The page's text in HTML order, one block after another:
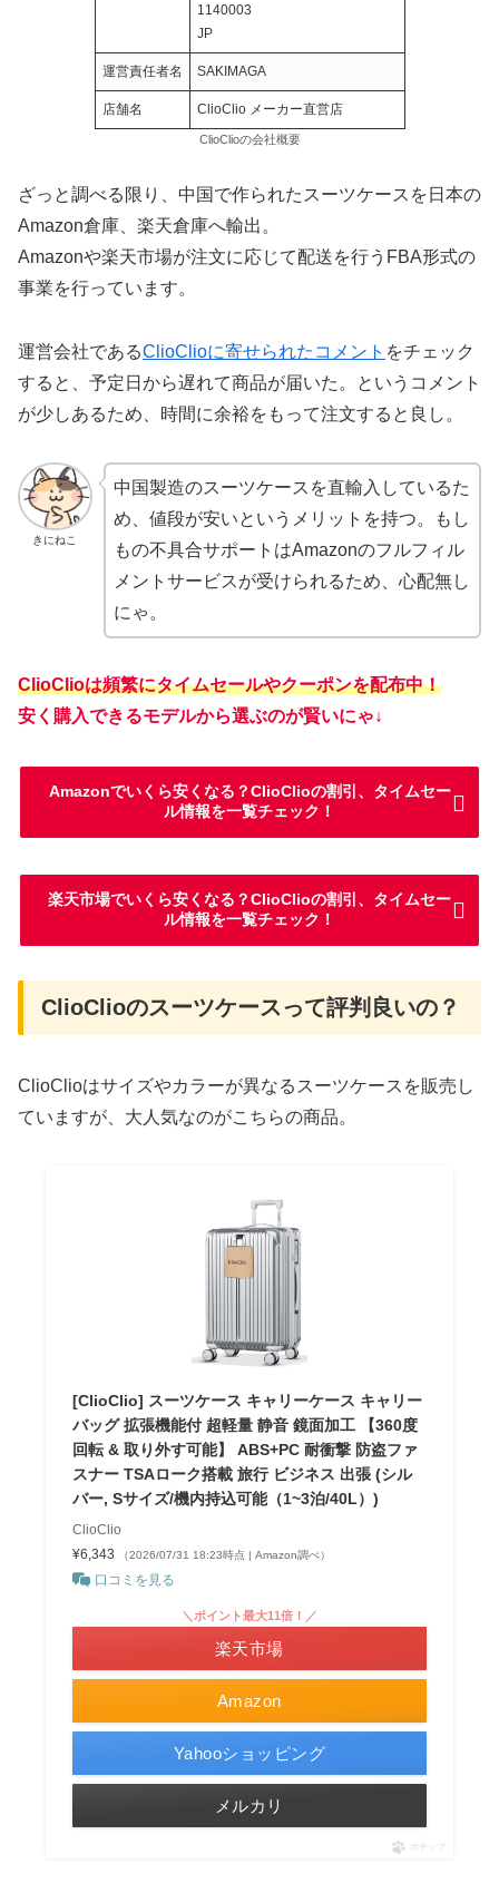
1140003
JP
運営責任者名 SAKIMAGA
店舗名 ClioClio メーカー直営店
ClioClioの会社概要
ざっと調べる限り、中国で作られたスーツケースを日本の
Amazon倉庫、楽天倉庫へ輸出。
Amazonや楽天市場が注文に応じて配送を行うFBA形式の
事業を行っています。
運営会社であるClioClioに寄せられたコメント をチェック
すると、予定日から遅れて商品が届いた。というコメント
が少しあるため、時間に余裕をもって注文すると良し。
きにねこ
中国製造のスーツケースを直輸入しているた
め、値段が安いというメリットを持つ。もし
もの不具合サポートはAmazonのフルフィル
メントサービスが受けられるため、心配無し
にゃ。
ClioClioは頻繁にタイムセールやクーポンを配布中！
安く購入できるモデルから選ぶのが賢いにゃ↓
Amazonでいくら安くなる？ClioClioの割引、タイムセー
ル情報を一覧チェック！
楽天市場でいくら安くなる？ClioClioの割引、タイムセー
ル情報を一覧チェック！
ClioClioのスーツケースって評判良いの？
ClioClioはサイズやカラーが異なるスーツケースを販売し
ていますが、大人気なのがこちらの商品。
[ClioClio] スーツケース キャリーケース キャリー
バッグ 拡張機能付 超軽量 静音 鏡面加工 【360度
回転 & 取り外す可能】 ABS+PC 耐衝撃 防盗ファ
スナー TSAローク搭載 旅行 ビジネス 出張 (シル
バー, Sサイズ/機内持込可能（1~3泊/40L）)
ClioClio
¥6,343
（2026/07/31 18:23時点 | Amazon調べ）
口コミを見る
Amazon
＼ポイント最大11倍！／
楽天市場
Yahooショッピング
メルカリ
ポチップ